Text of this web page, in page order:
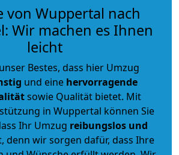
von Wuppertal nach
Wir machen es Ihnen
leicht
Bestes, dass hier Umzug
und eine hervorragende
sowie Qualität bietet. Mit
in Wuppertal können Sie
Ihr Umzug reibungslos und
denn wir sorgen dafür, dass Ihre